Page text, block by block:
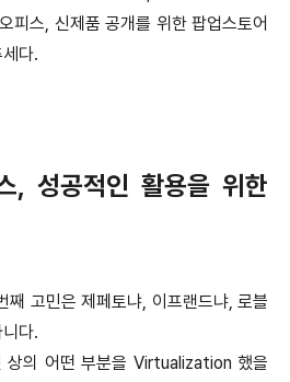
피스, 신제품 공개를 위한 팝업스토어
다.
, 성공적인 활용을 위한
째 고민은 제페토냐, 이프랜드냐, 로블
다.
상의 어떤 부분을 Virtualization 했을